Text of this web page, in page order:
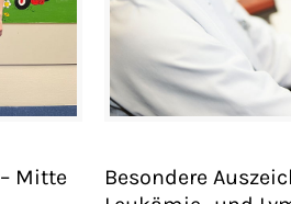
Mitte
Besondere